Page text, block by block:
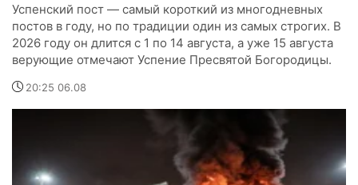
Успенский пост — самый короткий из многодневных
постов в году, но по традиции один из самых строгих. В
2026 году он длится с 1 по 14 августа, а уже 15 августа
верующие отмечают Успение Пресвятой Богородицы.
20:25 06.08